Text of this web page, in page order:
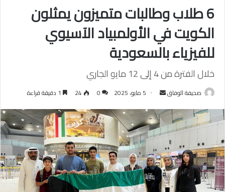
6 طلاب وطالبات متميزون يمثلون
الكويت في الأولمبياد الآسيوي
للفيزياء بالسعودية
خلال الفترة من 4 إلى 12 مايو الجاري
صحيفة الوفاق
أرسل
إلكترونيا
5 مايو، 2025 0
24